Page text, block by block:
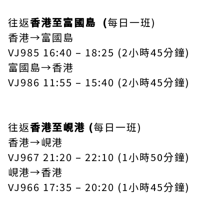
往返香港至富國島 (每日一班)
香港→富國島
VJ985 16:40 – 18:25 (2小時45分鐘)
富國島→香港
VJ986 11:55 – 15:40 (2小時45分鐘)
往返香港至峴港 (每日一班)
香港→峴港
VJ967 21:20 – 22:10 (1小時50分鐘)
峴港→香港
VJ966 17:35 – 20:20 (1小時45分鐘)